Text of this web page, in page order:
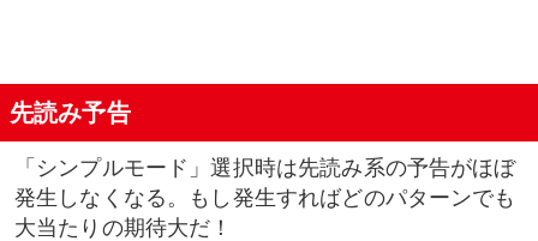
バラケ目発進予告
先読み予告
「シンプルモード」選択時は先読み系の予告がほぼ
発生しなくなる。もし発生すればどのパターンでも
大当たりの期待大だ！